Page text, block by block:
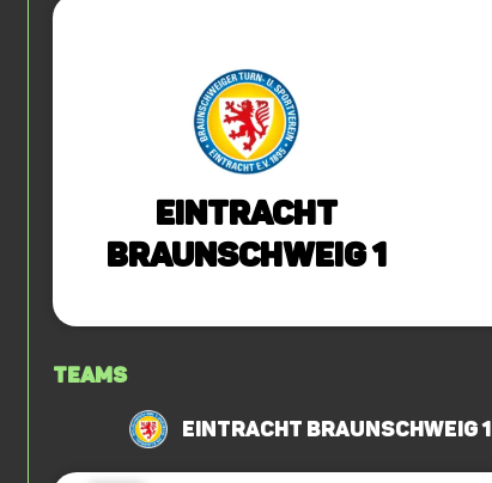
Eintracht
Braunschweig 1
Teams
Eintracht Braunschweig 1